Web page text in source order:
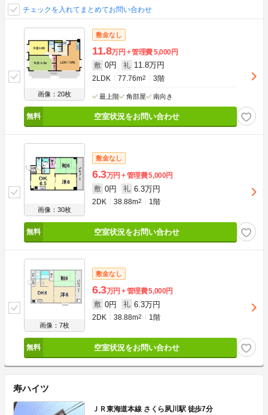
チェックを入れてまとめてお問い合わせ
画像：20枚
敷金なし
11.8万円 管理費5,000円
敷 0円 礼 11.8万円
2LDK 77.76m2 3階
最上階 角部屋 南向き
空室状況をお問い合わせ
画像：30枚
敷金なし
6.3万円 管理費5,000円
敷 0円 礼 6.3万円
2DK 38.88m2 1階
空室状況をお問い合わせ
画像：7枚
敷金なし
6.3万円 管理費5,000円
敷 0円 礼 6.3万円
2DK 38.88m2 1階
空室状況をお問い合わせ
寿ハイツ
ＪＲ東海道本線 さくら夙川駅 徒歩7分